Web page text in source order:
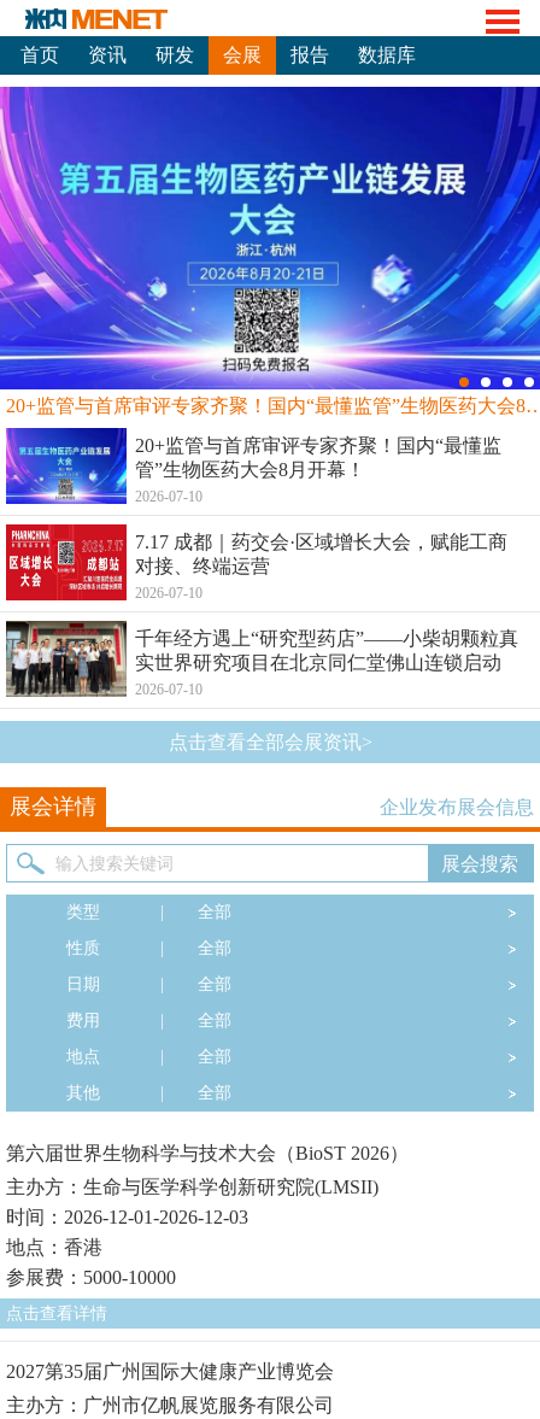
首页 资讯 研发 会展 报告 数据库
20+监管与首席审评专家齐聚！国内“最
20+监管与首席审评专家齐聚！国内“最懂监
管”生物医药大会8月开幕！
2026-07-10
7.17 成都｜药交会·区域增长大会，赋能工商
对接、终端运营
2026-07-10
千年经方遇上“研究型药店”——小柴胡颗粒真
实世界研究项目在北京同仁堂佛山连锁启动
2026-07-10
点击查看全部会展资讯>
展会详情 企业发布展会信息
类型
全部
性质
全部
日期
全部
费用
全部
地点
全部
其他
全部
第六届世界生物科学与技术大会（BioST 2026）
主办方：生命与医学科学创新研究院(LMSII)
时间：2026-12-01-2026-12-03
地点：香港
参展费：5000-10000
点击查看详情
2027第35届广州国际大健康产业博览会
主办方：广州市亿帆展览服务有限公司